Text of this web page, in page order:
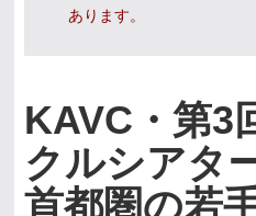
あります。
KAVC・第3
クルシアタ
首都圏の若